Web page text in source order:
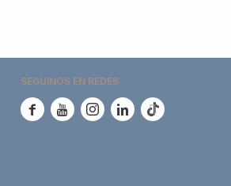
SEGUINOS EN REDES
    